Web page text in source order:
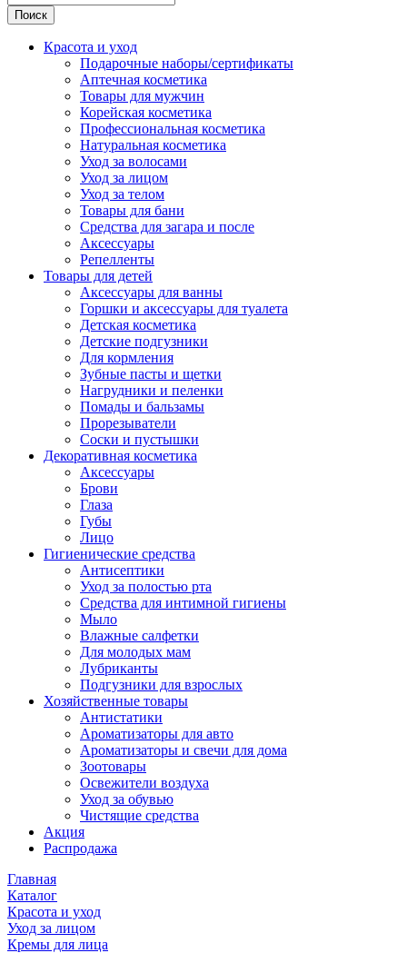
Поиск
Красота и уход
Подарочные наборы/сертификаты
Аптечная косметика
Товары для мужчин
Корейская косметика
Профессиональная косметика
Натуральная косметика
Уход за волосами
Уход за лицом
Уход за телом
Товары для бани
Средства для загара и после
Аксессуары
Репелленты
Товары для детей
Аксессуары для ванны
Горшки и аксессуары для туалета
Детская косметика
Детские подгузники
Для кормления
Зубные пасты и щетки
Нагрудники и пеленки
Помады и бальзамы
Прорезыватели
Соски и пустышки
Декоративная косметика
Аксессуары
Брови
Глаза
Губы
Лицо
Гигиенические средства
Антисептики
Уход за полостью рта
Средства для интимной гигиены
Мыло
Влажные салфетки
Для молодых мам
Лубриканты
Подгузники для взрослых
Хозяйственные товары
Антистатики
Ароматизаторы для авто
Ароматизаторы и свечи для дома
Зоотовары
Освежители воздуха
Уход за обувью
Чистящие средства
Акция
Распродажа
Главная
Каталог
Красота и уход
Уход за лицом
Кремы для лица